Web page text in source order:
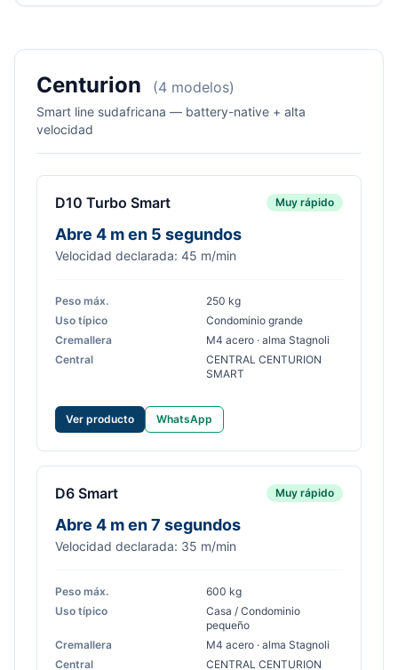
Centurion (4 modelos)
Smart line sudafricana — battery-native + alta
velocidad
D10 Turbo Smart Muy rápido
Abre 4 m en 5 segundos
Velocidad declarada: 45 m/min
Peso máx.
250 kg
Uso típico
Condominio grande
Cremallera
M4 acero · alma Stagnoli
Central
CENTRAL CENTURION
SMART
Ver producto WhatsApp
D6 Smart Muy rápido
Abre 4 m en 7 segundos
Velocidad declarada: 35 m/min
Peso máx.
600 kg
Uso típico
Casa / Condominio
pequeño
Cremallera
M4 acero · alma Stagnoli
Central
CENTRAL CENTURION